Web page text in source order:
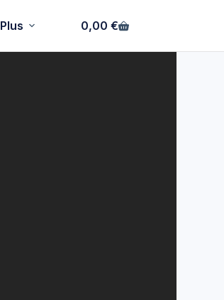
Plus 0,00 €